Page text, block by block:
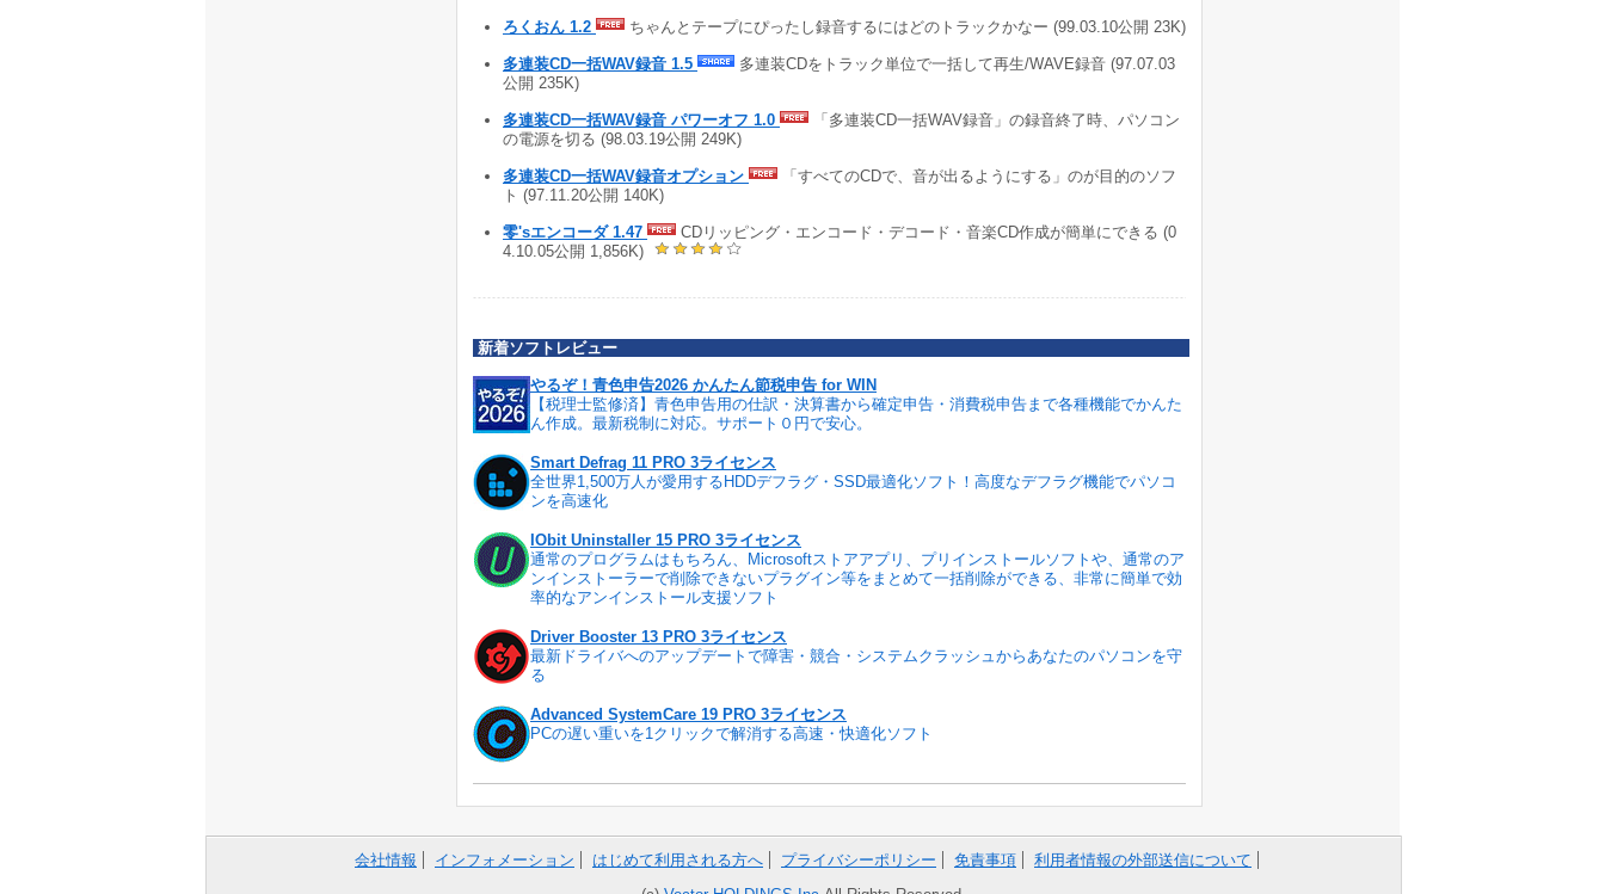
ろくおん 1.2 ちゃんとテープにぴったし録音するにはどのトラックかなー (99.03.10公開 23K)
多連装CD一括WAV録音 1.5
多連装CDをトラック単位で一括して再生/WAVE録音 (97.07.03
公開 235K)
多連装CD一括WAV録音 パワーオフ 1.0
「多連装CD一括WAV録音」の録音終了時、パソコン
の電源を切る (98.03.19公開 249K)
多連装CD一括WAV録音オプション
「すべてのCDで、音が出るようにする」のが目的のソフ
ト (97.11.20公開 140K)
零'sエンコーダ 1.47
CDリッピング・エンコード・デコード・音楽CD作成が簡単にできる (0
4.10.05公開 1,856K)
新着ソフトレビュー
やるぞ！青色申告2026 かんたん節税申告 for WIN
【税理士監修済】青色申告用の仕訳・決算書から確定申告・消費税申告まで各種機能でかんた
ん作成。最新税制に対応。サポート０円で安心。
Smart Defrag 11 PRO 3ライセンス
全世界1,500万人が愛用するHDDデフラグ・SSD最適化ソフト！高度なデフラグ機能でパソコ
ンを高速化
IObit Uninstaller 15 PRO 3ライセンス
通常のプログラムはもちろん、Microsoftストアアプリ、プリインストールソフトや、通常のア
ンインストーラーで削除できないプラグイン等をまとめて一括削除ができる、非常に簡単で効
率的なアンインストール支援ソフト
Driver Booster 13 PRO 3ライセンス
最新ドライバへのアップデートで障害・競合・システムクラッシュからあなたのパソコンを守
る
Advanced SystemCare 19 PRO 3ライセンス
PCの遅い重いを1クリックで解消する高速・快適化ソフト
会社情報 インフォメーション はじめて利用される方へ プライバシーポリシー 免責事項
利用者情報の外部送信について